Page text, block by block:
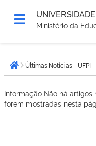
Ministério da
está
aqui:Página inicial
Últimas Notícias - UFPI
Informação Não há artigos
forem mostradas nesta